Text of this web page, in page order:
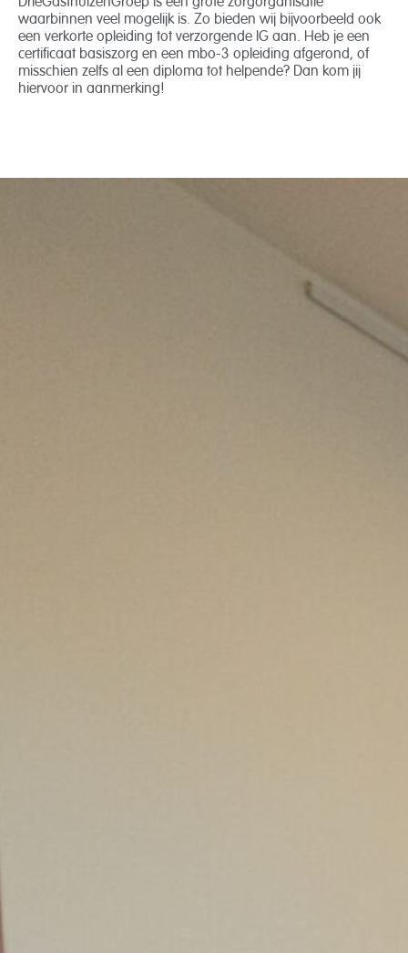
waarbinnen veel mogelijk is. Zo bieden wij bijvoorbeeld ook
een verkorte opleiding tot verzorgende IG aan. Heb je een
certificaat basiszorg en een mbo-3 opleiding afgerond, of
misschien zelfs al een diploma tot helpende? Dan kom jij
hiervoor in aanmerking!